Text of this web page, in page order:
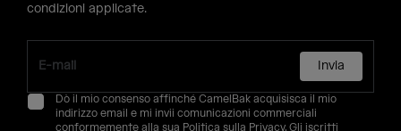
condizioni applicate.
Invia
Dò il mio consenso affinché CamelBak acquisisca il mio
indirizzo email e mi invii comunicazioni commerciali
conformemente alla sua Politica sulla Privacy. Gli iscritti